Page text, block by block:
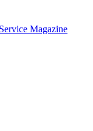
Magazine